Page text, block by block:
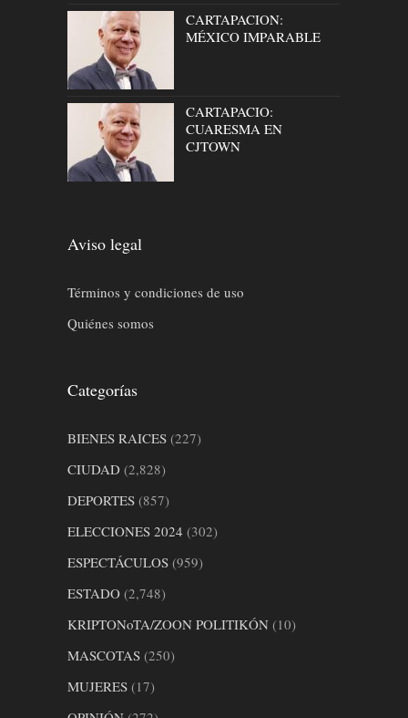
CARTAPACION:
MÉXICO IMPARABLE
CARTAPACIO:
CUARESMA EN
CJTOWN
Aviso legal
Términos y condiciones de uso
Quiénes somos
Categorías
BIENES RAICES (227)
CIUDAD (2,828)
DEPORTES (857)
ELECCIONES 2024 (302)
ESPECTÁCULOS (959)
ESTADO (2,748)
KRIPTONoTA/ZOON POLITIKÓN (10)
MASCOTAS (250)
MUJERES (17)